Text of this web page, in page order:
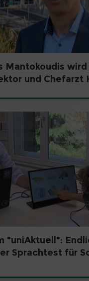
Mantokoudis
und Chefarzt
"uniAktuell":
Sprachtest für